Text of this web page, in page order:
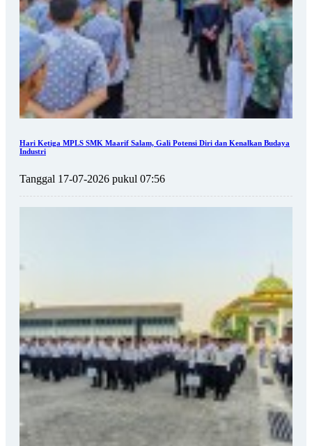
Hari Ketiga MPLS SMK Maarif Salam, Gali Potensi Diri dan Kenalkan Budaya
Industri
Tanggal 17-07-2026 pukul 07:56